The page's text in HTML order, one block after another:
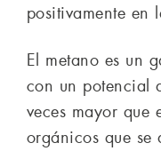
positivamente en
El metano es un
con un potencial
veces mayor que
orgánicos que se